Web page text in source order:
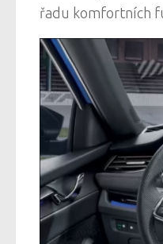
řadu komfortních